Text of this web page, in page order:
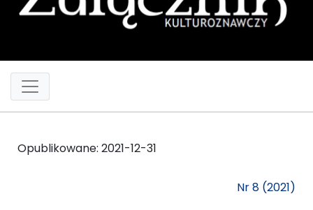
Opublikowane: 2021-12-31
Nr 8 (2021)